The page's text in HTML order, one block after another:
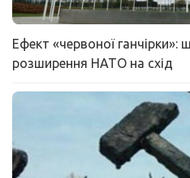
Ефект «червоної
розширення НАТО на схід